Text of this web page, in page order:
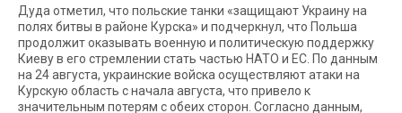
Дуда отметил, что польские танки «защищают Украину на
полях битвы в районе Курска» и подчеркнул, что Польша
продолжит оказывать военную и политическую поддержку
Киеву в его стремлении стать частью НАТО и ЕС. По данным
на 24 августа, украинские войска осуществляют атаки на
Курскую область с начала августа, что привело к
значительным потерям с обеих сторон. Согласно данным,